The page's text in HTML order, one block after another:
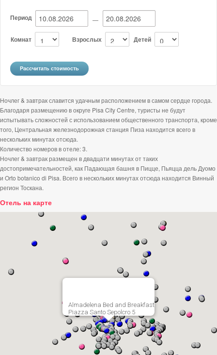
Период —
Комнат Взрослых Детей
Ночлег & завтрак славится удачным расположением в самом сердце города.
Благодаря размещению в округе Pisa City Centre, туристы не будут
испытывать сложностей с использованием общественного транспорта, кроме
того, Центральная железнодорожная станция Пиза находится всего в
нескольких минутах отсюда.
Количество номеров в отеле: 3.
Ночлег & завтрак размещен в двадцати минутах от таких
достопримечательностей, как Падающая башня в Пицце, Пьяцца дель Дуомо
и Orto botanico di Pisa. Всего в нескольких минутах отсюда находится Винный
регион Тоскана.
Отель на карте
Almadelena Bed and Breakfast
Piazza Santo Sepolcro 5